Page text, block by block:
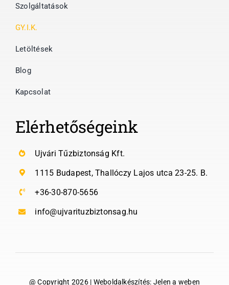
Szolgáltatások
GY.I.K.
Letöltések
Blog
Kapcsolat
Elérhetőségeink
Ujvári Tűzbiztonság Kft.
1115 Budapest, Thallóczy Lajos utca 23-25. B.
+36-30-870-5656
info@ujvarituzbiztonsag.hu
@ Copyright 2026 | Weboldalkészítés: Jelen a weben